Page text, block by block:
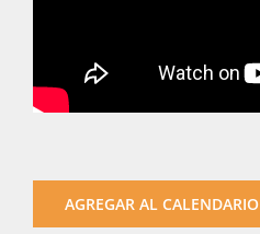
AGREGAR AL CALENDARIO